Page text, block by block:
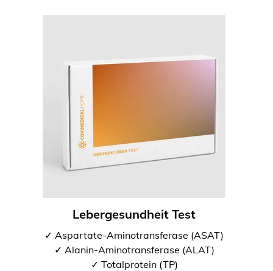
Lebergesundheit Test
✓ Aspartate-Aminotransferase (ASAT)
✓ Alanin-Aminotransferase (ALAT)
✓ Totalprotein (TP)